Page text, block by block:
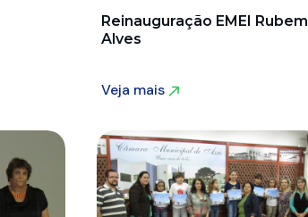
Reinauguração EMEI Rubem
Alves
Veja mais